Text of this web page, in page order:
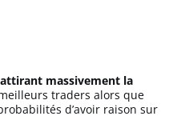
attirant massivement la
traders alors que
d’avoir raison sur